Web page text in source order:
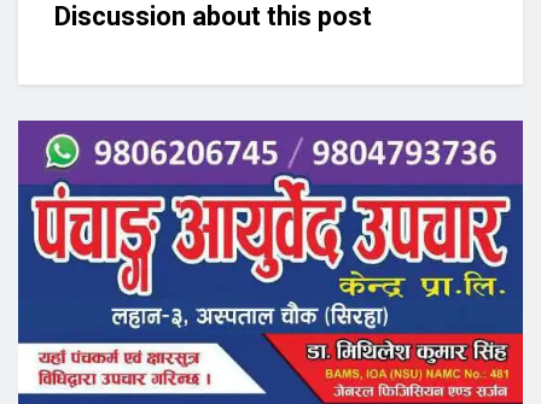
Discussion about this post